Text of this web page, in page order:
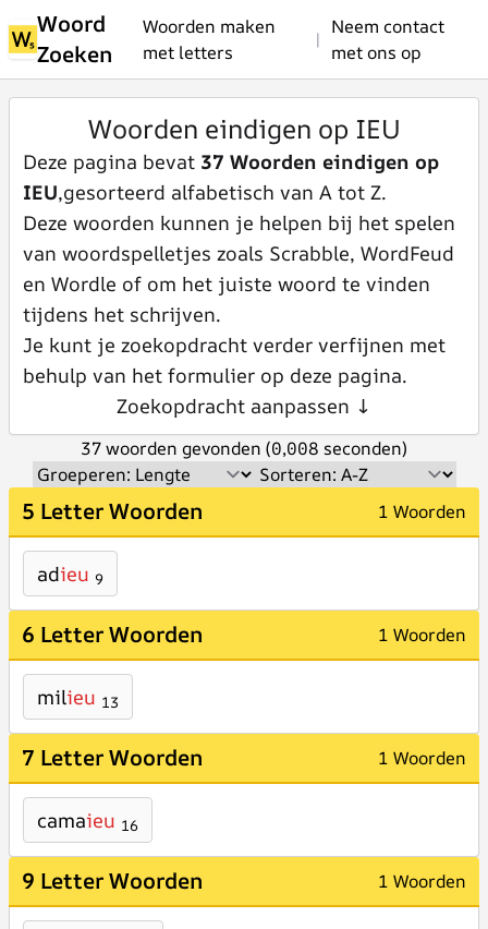
Woord
Zoeken
Woorden maken
met letters
|
Neem contact
met ons op
Woorden eindigen op IEU
Deze pagina bevat 37 Woorden eindigen op
IEU,gesorteerd alfabetisch van A tot Z.
Deze woorden kunnen je helpen bij het spelen
van woordspelletjes zoals Scrabble, WordFeud
en Wordle of om het juiste woord te vinden
tijdens het schrijven.
Je kunt je zoekopdracht verder verfijnen met
behulp van het formulier op deze pagina.
Zoekopdracht aanpassen ↓
37 woorden gevonden (0,008 seconden)
5 Letter Woorden 1 Woorden
adieu 9
6 Letter Woorden 1 Woorden
milieu 13
7 Letter Woorden 1 Woorden
camaieu 16
9 Letter Woorden 1 Woorden